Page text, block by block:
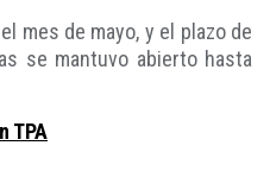
mes de mayo, y el plazo de
se mantuvo abierto hasta
TPA